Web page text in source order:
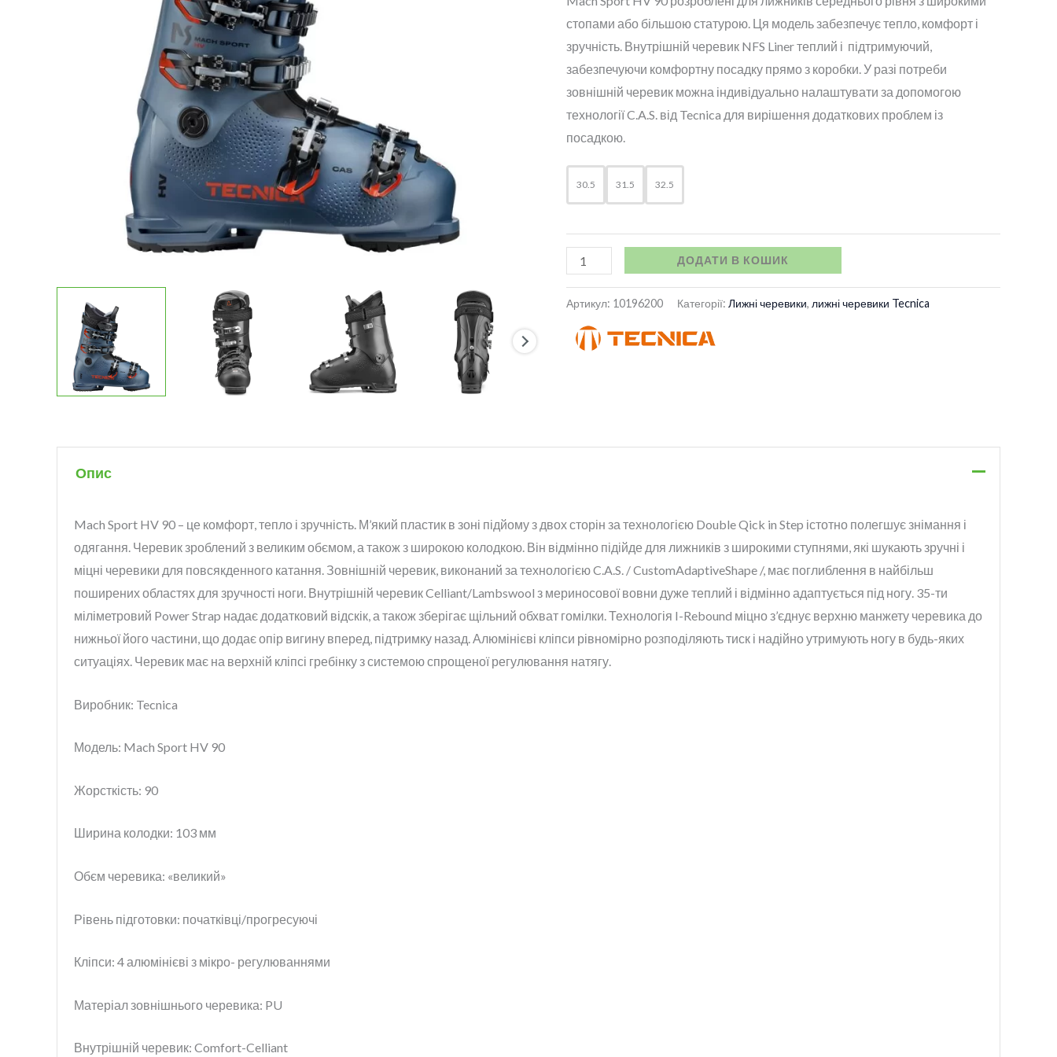
17
150 грн.
стопами або більшою статурою. Ця модель забезпечує тепло, комфорт і
зручність. Внутрішній черевик NFS Liner теплий і підтримуючий,
забезпечуючи комфортну посадку прямо з коробки. У разі потреби
зовнішній черевик можна індивідуально налаштувати за допомогою
технології C.A.S. від Tecnica для вирішення додаткових проблем із
посадкою.
30.5 31.5 32.5
ДОДАТИ В КОШИК
Артикул: 10196200 Категорії: Лижні черевики, лижні черевики Tecnica
Опис
Mach Sport HV 90 – це комфорт, тепло і зручність. М’який пластик в зоні підйому з двох сторін за технологією Double Qick in Step істотно полегшує знімання і
одягання. Черевик зроблений з великим обємом, а також з широкою колодкою. Він відмінно підійде для лижників з широкими ступнями, які шукають зручні і
міцні черевики для повсякденного катання. Зовнішній черевик, виконаний за технологією C.A.S. / CustomAdaptiveShape /, має поглиблення в найбільш
поширених областях для зручності ноги. Внутрішній черевик Celliant/Lambswool з мериносової вовни дуже теплий і відмінно адаптується під ногу. 35-ти
міліметровий Power Strap надає додатковий відскік, а також зберігає щільний обхват гомілки. Технологія I-Rebound міцно з’єднує верхню манжету черевика до
нижньої його частини, що додає опір вигину вперед, підтримку назад. Алюмінієві кліпси рівномірно розподіляють тиск і надійно утримують ногу в будь-яких
ситуаціях. Черевик має на верхній кліпсі гребінку з системою спрощеної регулювання натягу.
Виробник: Tecnica
Модель: Mach Sport HV 90
Жорсткість: 90
Ширина колодки: 103 мм
Обєм черевика: «великий»
Рівень підготовки: початківці/прогресуючі
Кліпси: 4 алюмінієві з мікро- регулюваннями
Матеріал зовнішнього черевика: PU
Внутрішній черевик: Comfort-Celliant